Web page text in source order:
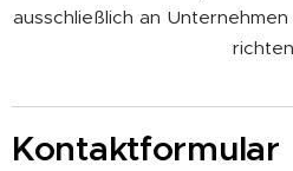
ausschließlich an
Kontaktformular